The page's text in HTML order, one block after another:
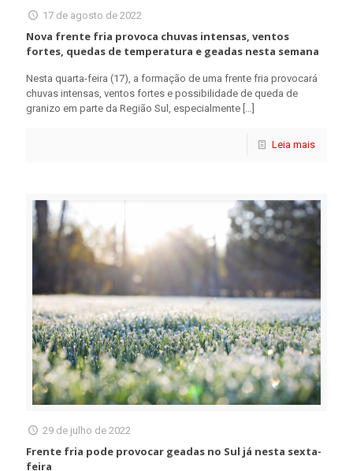
17 de agosto de 2022
Nova frente fria provoca chuvas intensas, ventos
fortes, quedas de temperatura e geadas nesta semana
Nesta quarta-feira (17), a formação de uma frente fria provocará
chuvas intensas, ventos fortes e possibilidade de queda de
granizo em parte da Região Sul, especialmente […]
Leia mais
29 de julho de 2022
Frente fria pode provocar geadas no Sul já nesta sexta-
feira